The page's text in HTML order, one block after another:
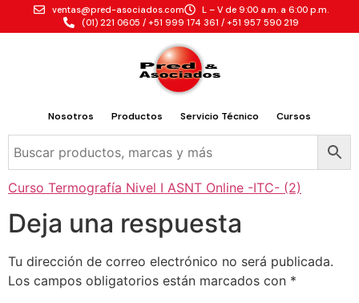
ventas@pred-asociados.com
L – V de 9:00 a.m. a 6:00 p.m.
(01) 221 0605 / +51 999 174 361 / +51 957 590 219
Nosotros Productos Servicio Técnico Cursos
Curso Termografía Nivel I ASNT Online -ITC- (2)
Deja una respuesta
Tu dirección de correo electrónico no será publicada.
Los campos obligatorios están marcados con *